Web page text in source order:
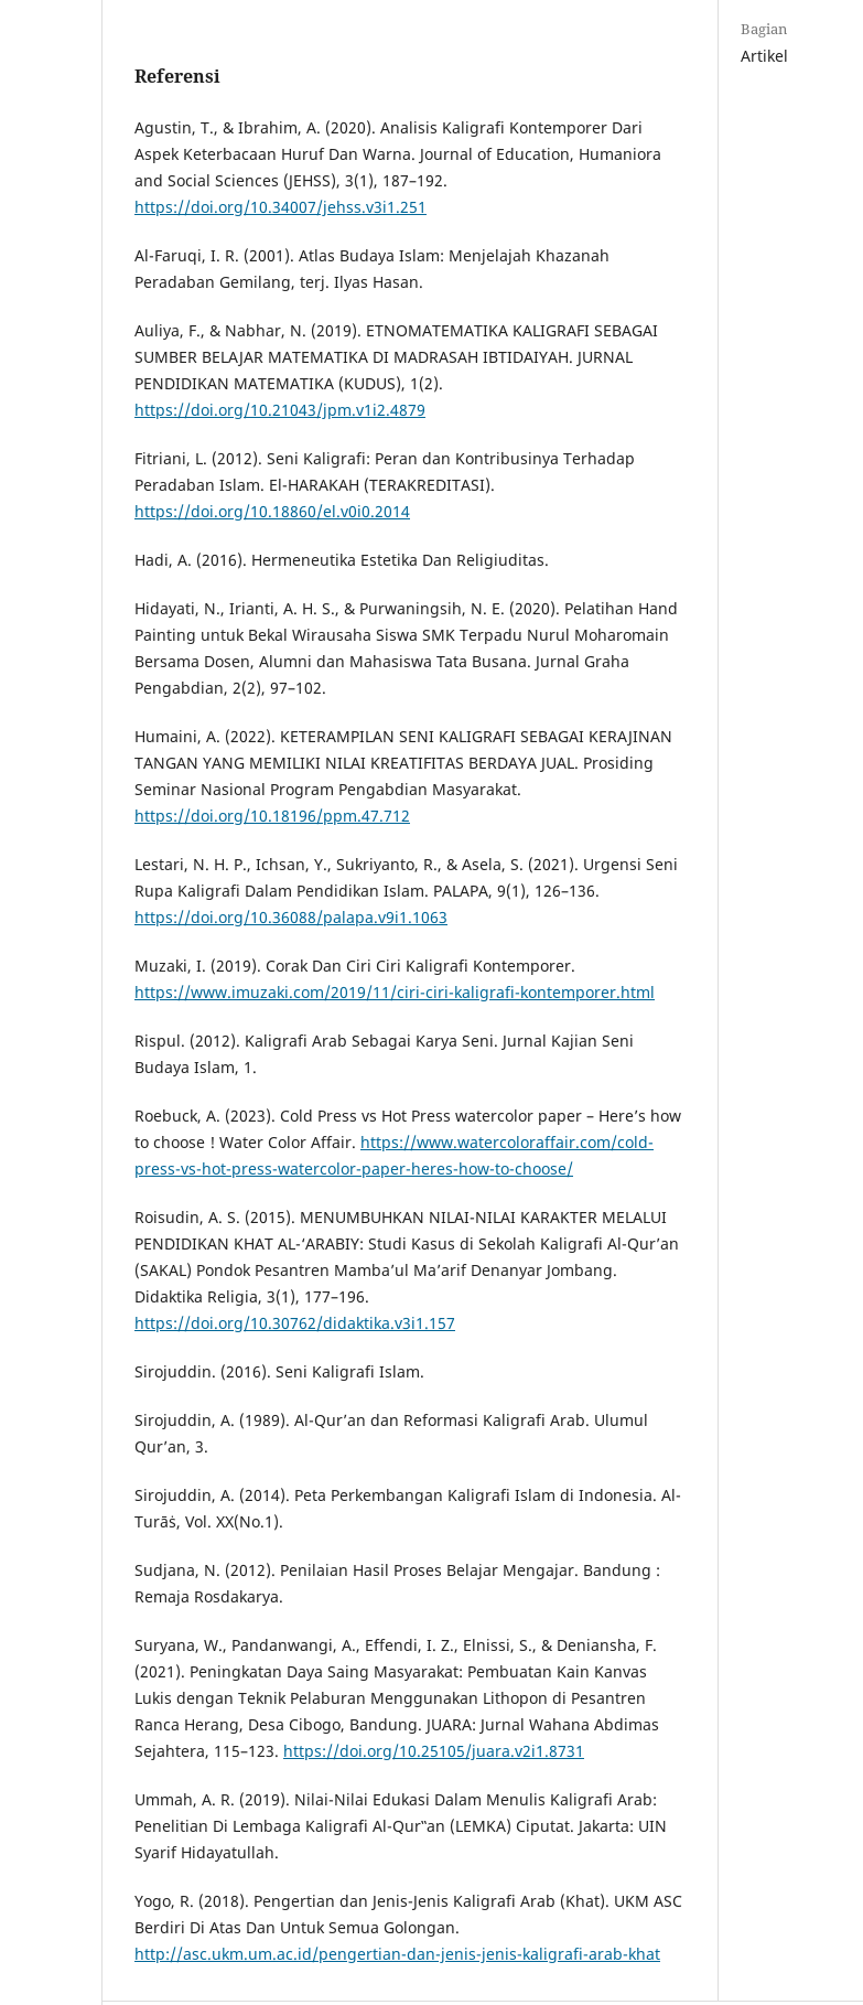
Referensi
Agustin, T., & Ibrahim, A. (2020). Analisis Kaligrafi Kontemporer Dari
Aspek Keterbacaan Huruf Dan Warna. Journal of Education, Humaniora
and Social Sciences (JEHSS), 3(1), 187–192.
https://doi.org/10.34007/jehss.v3i1.251
Al-Faruqi, I. R. (2001). Atlas Budaya Islam: Menjelajah Khazanah
Peradaban Gemilang, terj. Ilyas Hasan.
Auliya, F., & Nabhar, N. (2019). ETNOMATEMATIKA KALIGRAFI SEBAGAI
SUMBER BELAJAR MATEMATIKA DI MADRASAH IBTIDAIYAH. JURNAL
PENDIDIKAN MATEMATIKA (KUDUS), 1(2).
https://doi.org/10.21043/jpm.v1i2.4879
Fitriani, L. (2012). Seni Kaligrafi: Peran dan Kontribusinya Terhadap
Peradaban Islam. El-HARAKAH (TERAKREDITASI).
https://doi.org/10.18860/el.v0i0.2014
Hadi, A. (2016). Hermeneutika Estetika Dan Religiuditas.
Hidayati, N., Irianti, A. H. S., & Purwaningsih, N. E. (2020). Pelatihan Hand
Painting untuk Bekal Wirausaha Siswa SMK Terpadu Nurul Moharomain
Bersama Dosen, Alumni dan Mahasiswa Tata Busana. Jurnal Graha
Pengabdian, 2(2), 97–102.
Humaini, A. (2022). KETERAMPILAN SENI KALIGRAFI SEBAGAI KERAJINAN
TANGAN YANG MEMILIKI NILAI KREATIFITAS BERDAYA JUAL. Prosiding
Seminar Nasional Program Pengabdian Masyarakat.
https://doi.org/10.18196/ppm.47.712
Lestari, N. H. P., Ichsan, Y., Sukriyanto, R., & Asela, S. (2021). Urgensi Seni
Rupa Kaligrafi Dalam Pendidikan Islam. PALAPA, 9(1), 126–136.
https://doi.org/10.36088/palapa.v9i1.1063
Muzaki, I. (2019). Corak Dan Ciri Ciri Kaligrafi Kontemporer.
https://www.imuzaki.com/2019/11/ciri-ciri-kaligrafi-kontemporer.html
Rispul. (2012). Kaligrafi Arab Sebagai Karya Seni. Jurnal Kajian Seni
Budaya Islam, 1.
Roebuck, A. (2023). Cold Press vs Hot Press watercolor paper – Here’s how
to choose ! Water Color Affair. https://www.watercoloraffair.com/cold-
press-vs-hot-press-watercolor-paper-heres-how-to-choose/
Roisudin, A. S. (2015). MENUMBUHKAN NILAI-NILAI KARAKTER MELALUI
PENDIDIKAN KHAT AL-‘ARABIY: Studi Kasus di Sekolah Kaligrafi Al-Qur’an
(SAKAL) Pondok Pesantren Mamba’ul Ma’arif Denanyar Jombang.
Didaktika Religia, 3(1), 177–196.
https://doi.org/10.30762/didaktika.v3i1.157
Sirojuddin. (2016). Seni Kaligrafi Islam.
Sirojuddin, A. (1989). Al-Qur’an dan Reformasi Kaligrafi Arab. Ulumul
Qur’an, 3.
Sirojuddin, A. (2014). Peta Perkembangan Kaligrafi Islam di Indonesia. Al-
Turāṡ, Vol. XX(No.1).
Sudjana, N. (2012). Penilaian Hasil Proses Belajar Mengajar. Bandung :
Remaja Rosdakarya.
Suryana, W., Pandanwangi, A., Effendi, I. Z., Elnissi, S., & Deniansha, F.
(2021). Peningkatan Daya Saing Masyarakat: Pembuatan Kain Kanvas
Lukis dengan Teknik Pelaburan Menggunakan Lithopon di Pesantren
Ranca Herang, Desa Cibogo, Bandung. JUARA: Jurnal Wahana Abdimas
Sejahtera, 115–123. https://doi.org/10.25105/juara.v2i1.8731
Ummah, A. R. (2019). Nilai-Nilai Edukasi Dalam Menulis Kaligrafi Arab:
Penelitian Di Lembaga Kaligrafi Al-Qur‟an (LEMKA) Ciputat. Jakarta: UIN
Syarif Hidayatullah.
Yogo, R. (2018). Pengertian dan Jenis-Jenis Kaligrafi Arab (Khat). UKM ASC
Berdiri Di Atas Dan Untuk Semua Golongan.
http://asc.ukm.um.ac.id/pengertian-dan-jenis-jenis-kaligrafi-arab-khat
Bagian
Artikel